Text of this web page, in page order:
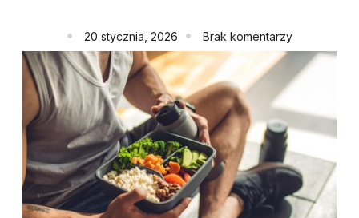
20 stycznia, 2026 Brak komentarzy